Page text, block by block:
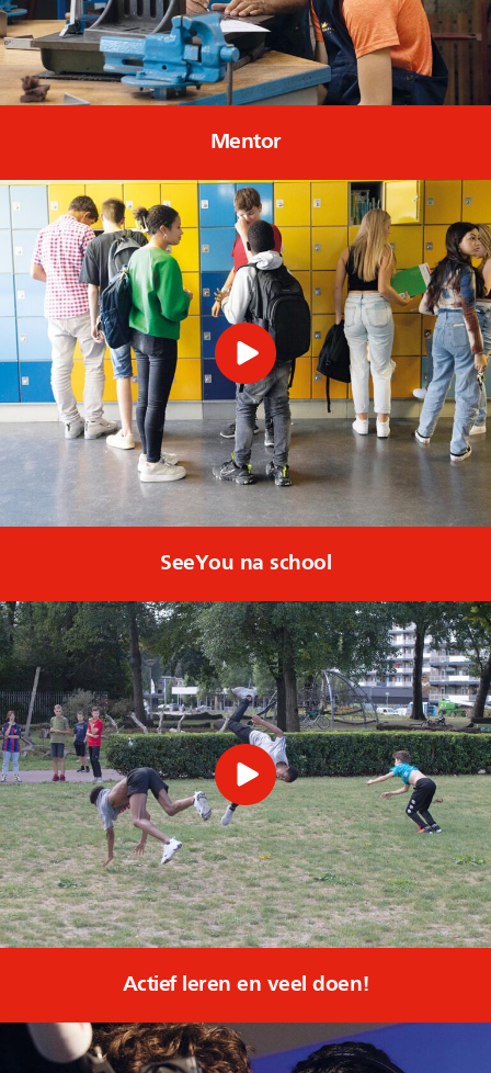
Mentor
SeeYou na school
Actief leren en veel doen!